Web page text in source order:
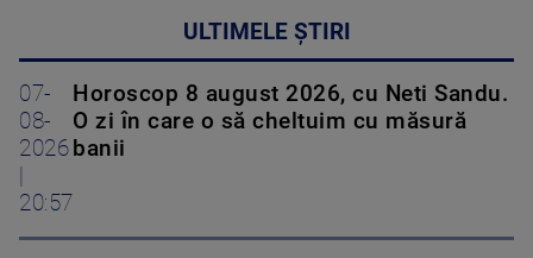
ULTIMELE ȘTIRI
07-
08-
2026
20:57
Horoscop 8 august 2026, cu Neti Sandu.
O zi în care o să cheltuim cu măsură
banii